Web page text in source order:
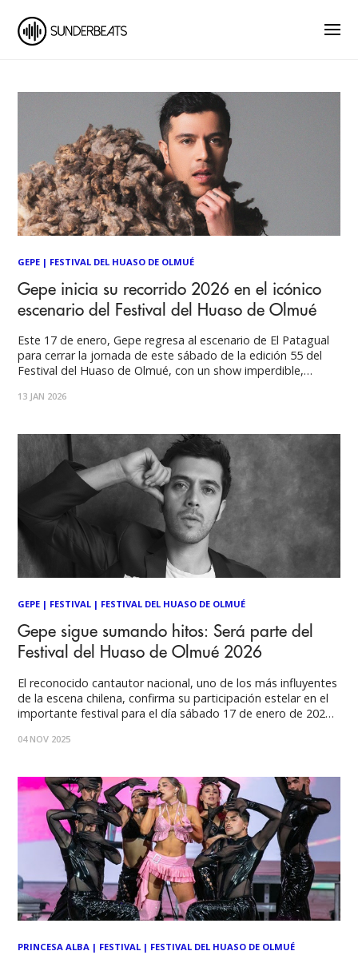
GEPE | FESTIVAL DEL HUASO DE OLMUÉ
Gepe inicia su recorrido 2026 en el icónico
escenario del Festival del Huaso de Olmué
Este 17 de enero, Gepe regresa al escenario de El Patagual
para cerrar la jornada de este sábado de la edición 55 del
Festival del Huaso de Olmué, con un show imperdible,
músicos de excelencia que actualmente conforman su
13 JAN 2026
GEPE | FESTIVAL | FESTIVAL DEL HUASO DE OLMUÉ
Gepe sigue sumando hitos: Será parte del
Festival del Huaso de Olmué 2026
El reconocido cantautor nacional, uno de los más influyentes
de la escena chilena, confirma su participación estelar en el
importante festival para el día sábado 17 de enero de 2026.
raíces y tradiciones chilenas, se prepara para recibir a miles
04 NOV 2025
PRINCESA ALBA | FESTIVAL | FESTIVAL DEL HUASO DE OLMUÉ